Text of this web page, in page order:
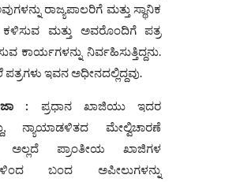
ರಾಜ್ಯಪಾಲರಿಗೆ ಮತ್ತು ಸ್ಥಾನಿಕ
ಮತ್ತು ಅವರೊಂದಿಗೆ ಪತ್ರ
ಕಾರ್ಯಗಳನ್ನು ನಿರ್ವಹಿಸುತ್ತಿದ್ದನು.
ಇವನ ಅಧೀನದಲ್ಲಿದ್ದವು.
: ಪ್ರಧಾನ ಖಾಜಿಯು ಇದರ
ನ್ಯಾಯಾಡಳಿತದ ಮೇಲ್ವಿಚಾರಣೆ
ಅಲ್ಲದೆ ಪ್ರಾಂತೀಯ ಖಾಜಿಗಳ
ಬಂದ ಅಪೀಲುಗಳನ್ನು